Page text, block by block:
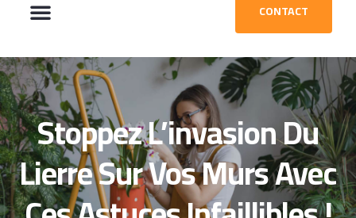
CONTACT
Stoppez L’invasion Du
Lierre Sur Vos Murs Avec